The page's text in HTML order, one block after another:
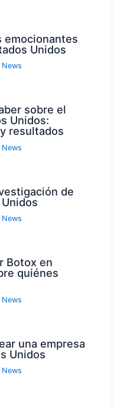
emocionantes
Unidos
sobre el
Unidos:
resultados
de
Botox en
quiénes
una empresa
Unidos